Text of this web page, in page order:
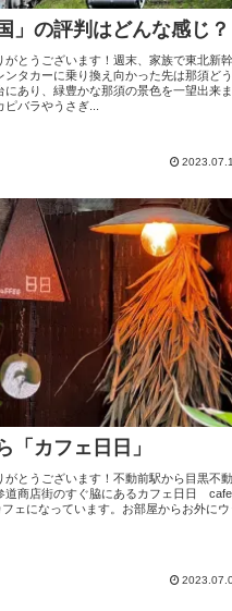
」の評判はどんな感じ？
がとうございます！週末、家族で東北新幹
タカーに乗り換え向かった先は那須どう
あり、緑豊かな那須の景色を一望出来ま
ピバラやうさぎ...
「カフェ日日」
がとうございます！不動前駅から目黒不動
道商店街のすぐ脇にあるカフェ日日 cafe
ェになっています。お部屋からお外にウ